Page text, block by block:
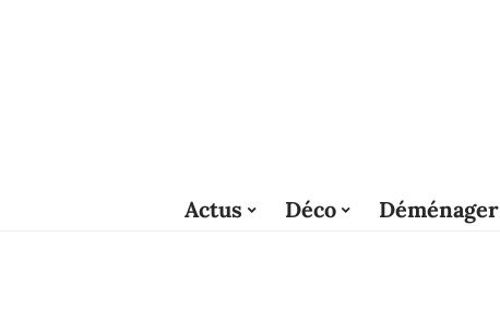
Actus Déco Déménager